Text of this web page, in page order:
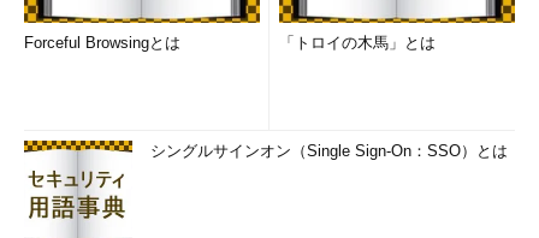
Forceful Browsingとは 「トロイの木馬」とは
シングルサインオン（Single Sign-On：SSO）とは